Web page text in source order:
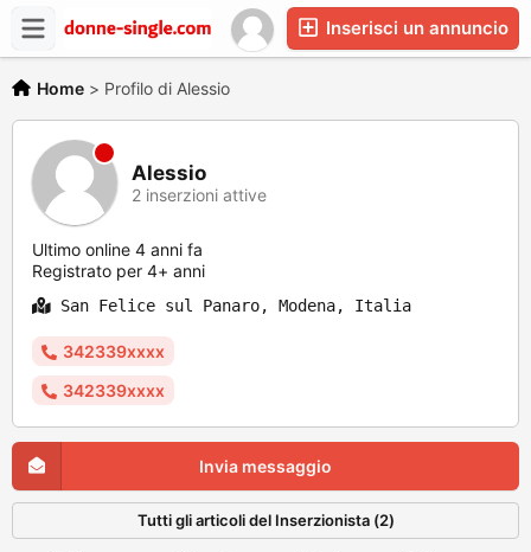
Inserisci un annuncio
Home > Profilo di Alessio
Alessio
2 inserzioni attive
Ultimo online 4 anni fa
Registrato per 4+ anni
San Felice sul Panaro, Modena, Italia
342339xxxx
342339xxxx
Invia messaggio
Tutti gli articoli del Inserzionista (2)